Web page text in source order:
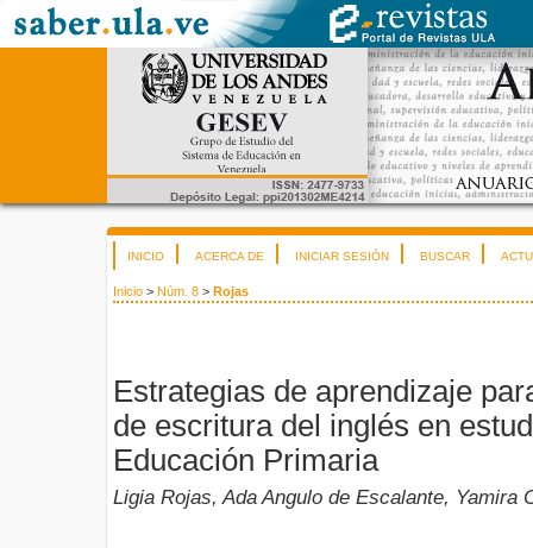
INICIO ACERCA DE INICIAR SESIÓN BUSCAR
Inicio > Núm. 8 > Rojas
Estrategias de aprendizaje
de escritura del inglés en
Educación Primaria
Ligia Rojas, Ada Angulo de Escalante, Yamira